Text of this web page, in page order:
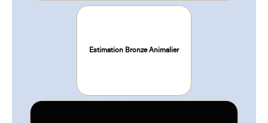
Estimation Bronze Animalier